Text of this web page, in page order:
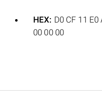
HEX: D0 CF 11
00 00 00